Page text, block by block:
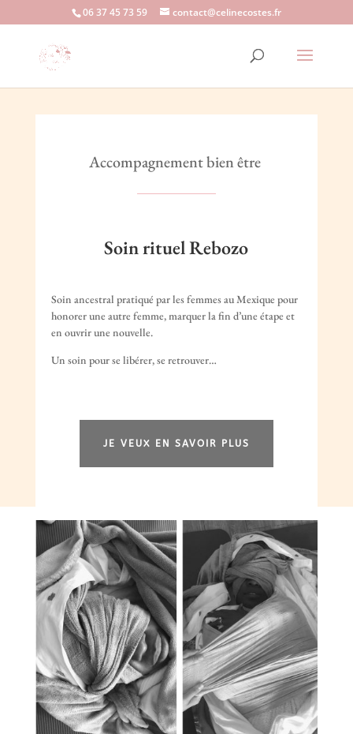
06 37 45 73 59 contact@celinecostes.fr
Accompagnement bien être
Soin rituel Rebozo
Soin ancestral pratiqué par les femmes au Mexique pour
honorer une autre femme, marquer la fin d’une étape et
en ouvrir une nouvelle.
Un soin pour se libérer, se retrouver…
JE VEUX EN SAVOIR PLUS